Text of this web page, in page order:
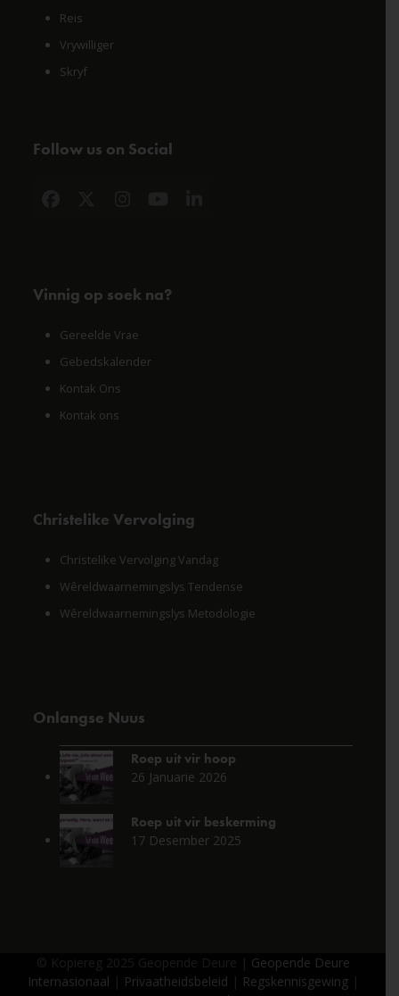
Reis
Vrywilliger
Skryf
Follow us on Social
Vinnig op soek na?
Gereelde Vrae
Gebedskalender
Kontak Ons
Kontak ons
Christelike Vervolging
Christelike Vervolging Vandag
Wêreldwaarnemingslys Tendense
Wêreldwaarnemingslys Metodologie
Onlangse Nuus
Roep uit vir hoop
26 Januarie 2026
Roep uit vir beskerming
17 Desember 2025
© Kopiereg 2025 Geopende Deure | Geopende Deure
Internasionaal | Privaatheidsbeleid | Regskennisgewing|